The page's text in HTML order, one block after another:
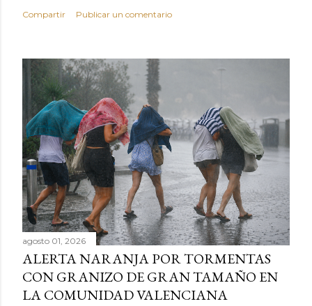
Compartir Publicar un comentario
agosto 01, 2026
ALERTA NARANJA POR TORMENTAS
CON GRANIZO DE GRAN TAMAÑO EN
LA COMUNIDAD VALENCIANA